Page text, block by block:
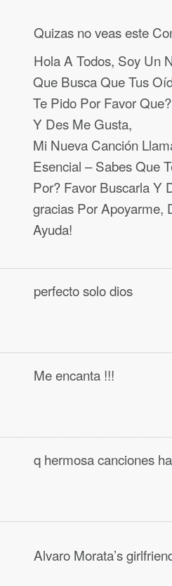
Quizas no veas este
Hola A Todos, Soy Un
Que Busca Que Tus
Te Pido Por Favor
Y Des Me Gusta,
Mi Nueva Canción
Esencial – Sabes Que
Por? Favor Buscarla Y
gracias Por Apoyarme,
Ayuda!
perfecto solo dios
Me encanta !!!
q hermosa canciones
Alvaro Morata’s